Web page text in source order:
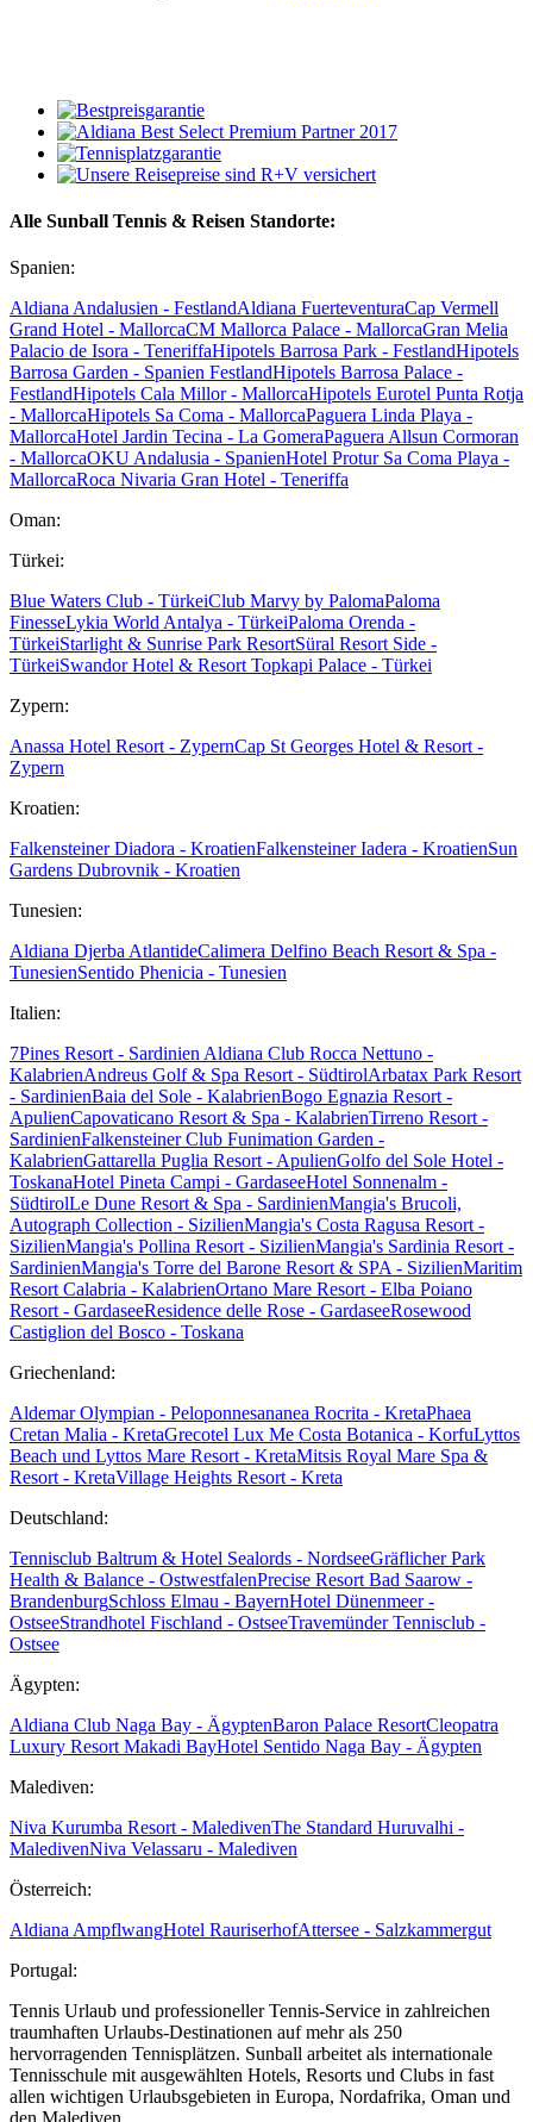
Alle Sunball Tennis & Reisen Standorte:
Spanien:
Aldiana Andalusien - FestlandAldiana FuerteventuraCap Vermell
Grand Hotel - MallorcaCM Mallorca Palace - MallorcaGran Melia
Palacio de Isora - TeneriffaHipotels Barrosa Park - FestlandHipotels
Barrosa Garden - Spanien FestlandHipotels Barrosa Palace -
FestlandHipotels Cala Millor - MallorcaHipotels Eurotel Punta Rotja
- MallorcaHipotels Sa Coma - MallorcaPaguera Linda Playa -
MallorcaHotel Jardin Tecina - La GomeraPaguera Allsun Cormoran
- MallorcaOKU Andalusia - SpanienHotel Protur Sa Coma Playa -
MallorcaRoca Nivaria Gran Hotel - Teneriffa
Oman:
Türkei:
Blue Waters Club - TürkeiClub Marvy by PalomaPaloma
FinesseLykia World Antalya - TürkeiPaloma Orenda -
TürkeiStarlight & Sunrise Park ResortSüral Resort Side -
TürkeiSwandor Hotel & Resort Topkapi Palace - Türkei
Zypern:
Anassa Hotel Resort - ZypernCap St Georges Hotel & Resort -
Zypern
Kroatien:
Falkensteiner Diadora - KroatienFalkensteiner Iadera - KroatienSun
Gardens Dubrovnik - Kroatien
Tunesien:
Aldiana Djerba AtlantideCalimera Delfino Beach Resort & Spa -
TunesienSentido Phenicia - Tunesien
Italien:
7Pines Resort - Sardinien Aldiana Club Rocca Nettuno -
KalabrienAndreus Golf & Spa Resort - SüdtirolArbatax Park Resort
- SardinienBaia del Sole - KalabrienBogo Egnazia Resort -
ApulienCapovaticano Resort & Spa - KalabrienTirreno Resort -
SardinienFalkensteiner Club Funimation Garden -
KalabrienGattarella Puglia Resort - ApulienGolfo del Sole Hotel -
ToskanaHotel Pineta Campi - GardaseeHotel Sonnenalm -
SüdtirolLe Dune Resort & Spa - SardinienMangia's Brucoli,
Autograph Collection - SizilienMangia's Costa Ragusa Resort -
SizilienMangia's Pollina Resort - SizilienMangia's Sardinia Resort -
SardinienMangia's Torre del Barone Resort & SPA - SizilienMaritim
Resort Calabria - KalabrienOrtano Mare Resort - Elba Poiano
Resort - GardaseeResidence delle Rose - GardaseeRosewood
Castiglion del Bosco - Toskana
Griechenland:
Aldemar Olympian - Peloponnesananea Rocrita - KretaPhaea
Cretan Malia - KretaGrecotel Lux Me Costa Botanica - KorfuLyttos
Beach und Lyttos Mare Resort - KretaMitsis Royal Mare Spa &
Resort - KretaVillage Heights Resort - Kreta
Deutschland:
Tennisclub Baltrum & Hotel Sealords - NordseeGräflicher Park
Health & Balance - OstwestfalenPrecise Resort Bad Saarow -
BrandenburgSchloss Elmau - BayernHotel Dünenmeer -
OstseeStrandhotel Fischland - OstseeTravemünder Tennisclub -
Ostsee
Ägypten:
Aldiana Club Naga Bay - ÄgyptenBaron Palace ResortCleopatra
Luxury Resort Makadi BayHotel Sentido Naga Bay - Ägypten
Malediven:
Niva Kurumba Resort - MaledivenThe Standard Huruvalhi -
MaledivenNiva Velassaru - Malediven
Österreich:
Aldiana AmpflwangHotel RauriserhofAttersee - Salzkammergut
Portugal:
Tennis Urlaub und professioneller Tennis-Service in zahlreichen
traumhaften Urlaubs-Destinationen auf mehr als 250
hervorragenden Tennisplätzen. Sunball arbeitet als internationale
Tennisschule mit ausgewählten Hotels, Resorts und Clubs in fast
allen wichtigen Urlaubsgebieten in Europa, Nordafrika, Oman und